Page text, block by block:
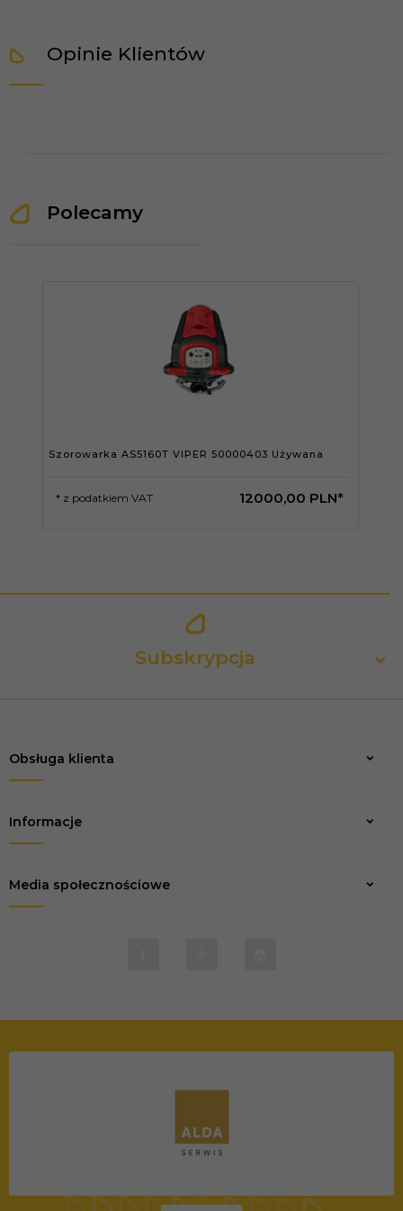
Opinie Klientów
Polecamy
Szorowarka AS5160T VIPER 50000403 Używana
12000,00 PLN*
* z podatkiem VAT
Subskrypcja
Obsługa klienta
Informacje
Media społecznościowe